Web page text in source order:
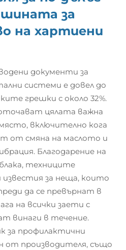
за
на хартиени
документи за
системи е довел до
грешки с около 32%.
цялата важна
включително кога
от смяна на маслото и
Благодарение на
техниците
известия за неща, които
да се превърнат в
на всички заети с
винаги в течение.
за профилактични
от производителя, също